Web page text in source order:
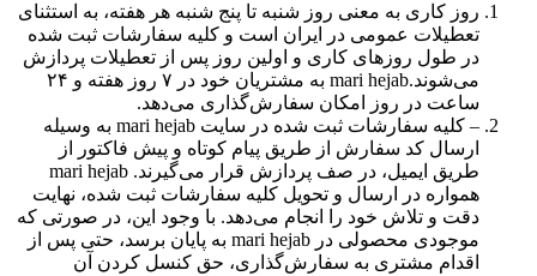
روز کاری به معنی روز شنبه تا پنج شنبه هر هفته، به استثنای
تعطیلات عمومی در ایران است و کلیه سفارشات ثبت شده
در طول روزهای کاری و اولین روز پس از تعطیلات پردازش
می‌‏شوند.mari hejab به مشتریان خود در ۷ روز هفته و ۲۴
ساعت در روز امکان سفارش‌‏گذاری می‌‏دهد.
– کلیه سفارشات ثبت شده در سایت mari hejab به وسیله
ارسال کد سفارش از طریق پیام کوتاه و پیش فاکتور از
طریق ایمیل، در صف پردازش قرار می‏‌گیرند. mari hejab
همواره در ارسال و تحویل کلیه سفارشات ثبت شده، نهایت
دقت و تلاش خود را انجام می‌دهد. با وجود این، در صورتی که
موجودی محصولی در mari hejab به پایان برسد، حتی پس از
اقدام مشتری به سفارش‌‏گذاری، حق کنسل کردن آن